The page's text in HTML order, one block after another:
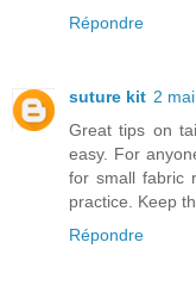
Répondre
suture kit 2
Great tips on
easy. For
for small fabric
practice. Keep
Répondre